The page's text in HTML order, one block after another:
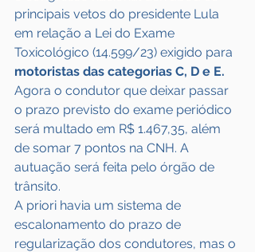
principais vetos do presidente Lula
em relação a Lei do Exame
Toxicológico (14.599/23) exigido para
motoristas das categorias C, D e E.
Agora o condutor que deixar passar
o prazo previsto do exame periódico
será multado em R$ 1.467,35, além
de somar 7 pontos na CNH. A
autuação será feita pelo órgão de
trânsito.
A priori havia um sistema de
escalonamento do prazo de
regularização dos condutores, mas o